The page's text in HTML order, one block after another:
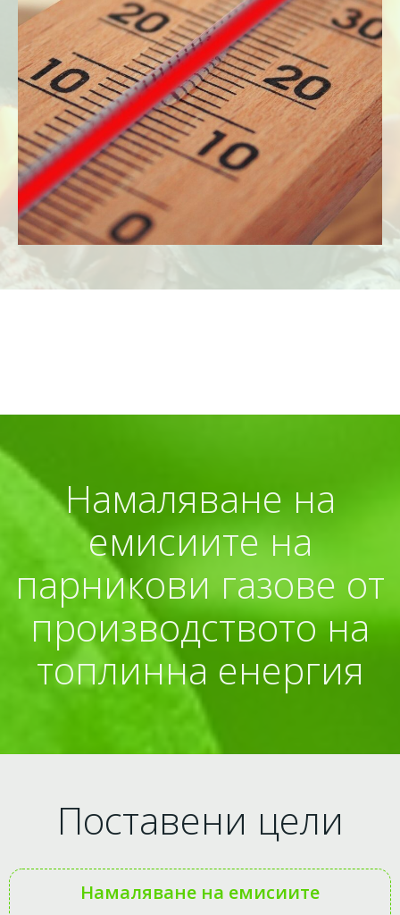
Намаляване на
емисиите на
парникови газове от
производството на
топлинна енергия
Поставени цели
Намаляване на емисиите